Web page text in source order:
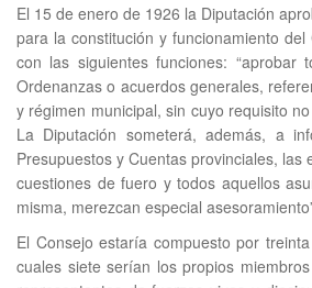
El 15 de enero de 1926 la Diputación
para la constitución y funcionamiento del
con las siguientes funciones: “aprobar
Ordenanzas o acuerdos generales,
y régimen municipal, sin cuyo requisito
La Diputación someterá, además, a
Presupuestos y Cuentas provinciales, las
cuestiones de fuero y todos aquellos
misma, merezcan especial
El Consejo estaría compuesto por
cuales siete serían los propios